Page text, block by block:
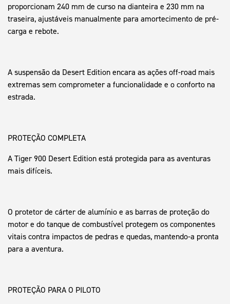
proporcionam 240 mm de curso na dianteira e 230 mm na
traseira, ajustáveis manualmente para amortecimento de pré-
carga e rebote.
A suspensão da Desert Edition encara as ações off-road mais
extremas sem comprometer a funcionalidade e o conforto na
estrada.
PROTEÇÃO COMPLETA
A Tiger 900 Desert Edition está protegida para as aventuras
mais difíceis.
O protetor de cárter de alumínio e as barras de proteção do
motor e do tanque de combustível protegem os componentes
vitais contra impactos de pedras e quedas, mantendo-a pronta
para a aventura.
PROTEÇÃO PARA O PILOTO